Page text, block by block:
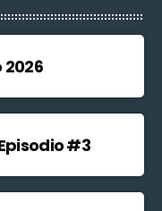
2026
#3